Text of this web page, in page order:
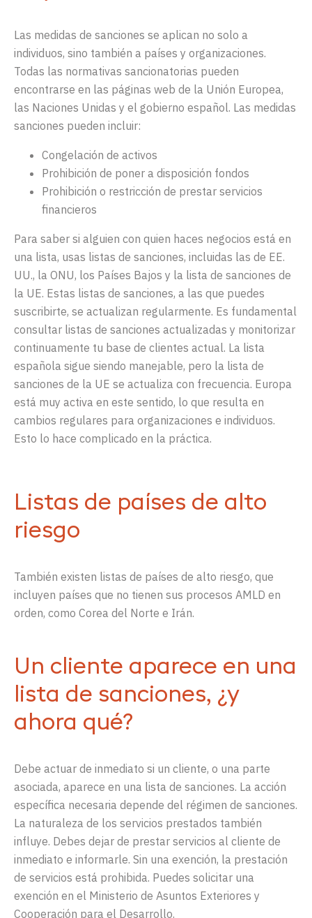
Las medidas de sanciones se aplican no solo a
individuos, sino también a países y organizaciones.
Todas las normativas sancionatorias pueden
encontrarse en las páginas web de la Unión Europea,
las Naciones Unidas y el gobierno español. Las medidas
sanciones pueden incluir:
Congelación de activos
Prohibición de poner a disposición fondos
Prohibición o restricción de prestar servicios
financieros
Para saber si alguien con quien haces negocios está en
una lista, usas listas de sanciones, incluidas las de EE.
UU., la ONU, los Países Bajos y la lista de sanciones de
la UE. Estas listas de sanciones, a las que puedes
suscribirte, se actualizan regularmente. Es fundamental
consultar listas de sanciones actualizadas y monitorizar
continuamente tu base de clientes actual. La lista
española sigue siendo manejable, pero la lista de
sanciones de la UE se actualiza con frecuencia. Europa
está muy activa en este sentido, lo que resulta en
cambios regulares para organizaciones e individuos.
Esto lo hace complicado en la práctica.
Listas de países de alto
riesgo
También existen listas de países de alto riesgo, que
incluyen países que no tienen sus procesos AMLD en
orden, como Corea del Norte e Irán.
Un cliente aparece en una
lista de sanciones, ¿y
ahora qué?
Debe actuar de inmediato si un cliente, o una parte
asociada, aparece en una lista de sanciones. La acción
específica necesaria depende del régimen de sanciones.
La naturaleza de los servicios prestados también
influye. Debes dejar de prestar servicios al cliente de
inmediato e informarle. Sin una exención, la prestación
de servicios está prohibida. Puedes solicitar una
exención en el Ministerio de Asuntos Exteriores y
Cooperación para el Desarrollo.